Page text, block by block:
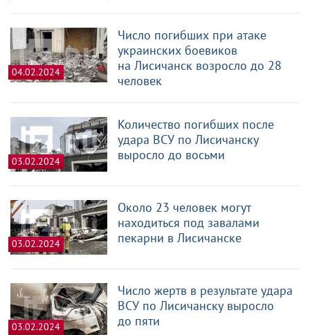
04.02.2024
Число погибших при атаке
украинских боевиков
на Лисичанск возросло до 28
человек
03.02.2024
Количество погибших после
удара ВСУ по Лисичанску
выросло до восьми
03.02.2024
Около 23 человек могут
находиться под завалами
пекарни в Лисичанске
03.02.2024
Число жертв в результате удара
ВСУ по Лисичанску выросло
до пяти